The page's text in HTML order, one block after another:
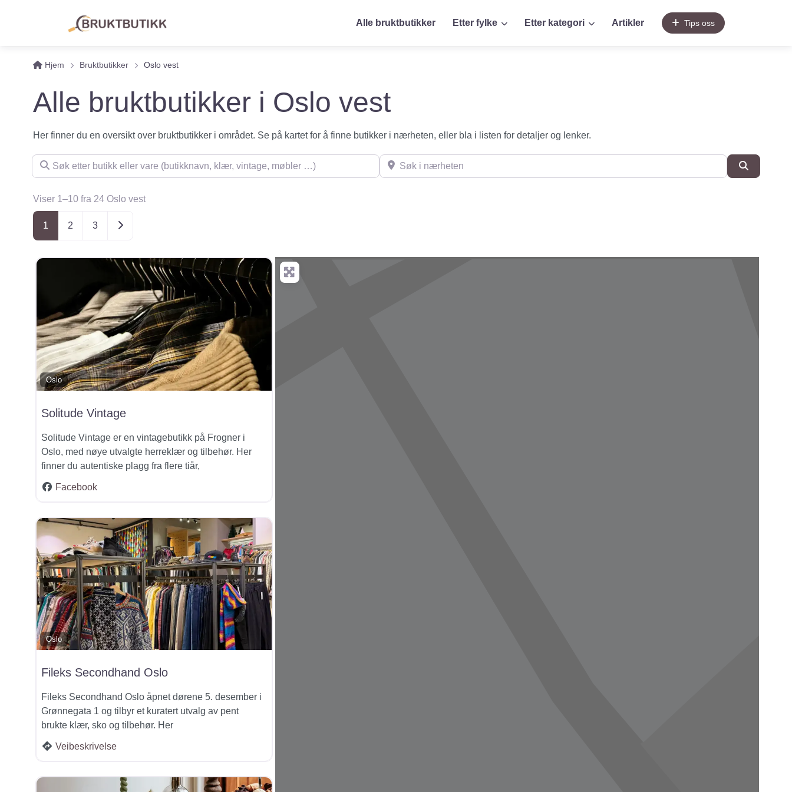
Alle bruktbutikker Etter fylke Etter kategori Artikler Tips oss
Hjem Bruktbutikker Oslo vest
Alle bruktbutikker i Oslo vest
Her finner du en oversikt over bruktbutikker i området. Se på kartet for å finne butikker i nærheten, eller bla i listen for detaljer og lenker.
Søk etter butikk eller vare (butikknavn, klær, vintage, møbler …) Søk i nærheten
Viser 1–10 fra 24 Oslo vest
Posts navigation
1 2 3 Older posts
Oslo
Solitude Vintage
Solitude Vintage er en vintagebutikk på Frogner i
Oslo, med nøye utvalgte herreklær og tilbehør. Her
finner du autentiske plagg fra flere tiår,
Facebook
Oslo
Fileks Secondhand Oslo
Fileks Secondhand Oslo åpnet dørene 5. desember i
Grønnegata 1 og tilbyr et kuratert utvalg av pent
brukte klær, sko og tilbehør. Her
Veibeskrivelse